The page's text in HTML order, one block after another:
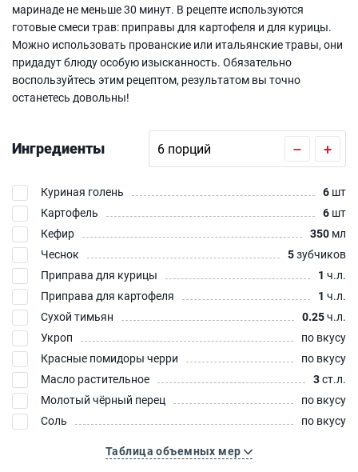
маринаде не меньше 30 минут. В рецепте используются
готовые смеси трав: приправы для картофеля и для курицы.
Можно использовать прованские или итальянские травы, они
придадут блюду особую изысканность. Обязательно
воспользуйтесь этим рецептом, результатом вы точно
останетесь довольны!
Ингредиенты – +
Куриная голень 6 шт
Картофель
6 шт
Кефир
350 мл
Чеснок
5зубчиков
Приправа для курицы
1 ч.л.
Приправа для картофеля
1 ч.л.
Сухой тимьян
0.25ч.л.
Укроп
по вкусу
Красные помидоры черри
по вкусу
Масло растительное
3ст.л.
Молотый чёрный перец
по вкусу
Соль
по вкусу
Таблица объемных мер